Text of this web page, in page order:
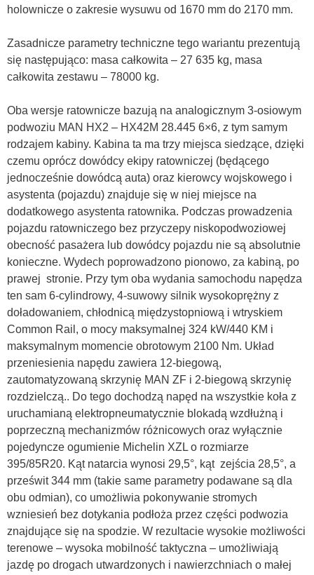
holownicze o zakresie wysuwu od 1670 mm do 2170 mm.
Zasadnicze parametry techniczne tego wariantu prezentują
się następująco: masa całkowita – 27 635 kg, masa
całkowita zestawu – 78000 kg.
Oba wersje ratownicze bazują na analogicznym 3-osiowym
podwoziu MAN HX2 – HX42M 28.445 6×6, z tym samym
rodzajem kabiny. Kabina ta ma trzy miejsca siedzące, dzięki
czemu oprócz dowódcy ekipy ratowniczej (będącego
jednocześnie dowódcą auta) oraz kierowcy wojskowego i
asystenta (pojazdu) znajduje się w niej miejsce na
dodatkowego asystenta ratownika. Podczas prowadzenia
pojazdu ratowniczego bez przyczepy niskopodwoziowej
obecność pasażera lub dowódcy pojazdu nie są absolutnie
konieczne. Wydech poprowadzono pionowo, za kabiną, po
prawej stronie. Przy tym oba wydania samochodu napędza
ten sam 6-cylindrowy, 4-suwowy silnik wysokoprężny z
doładowaniem, chłodnicą międzystopniową i wtryskiem
Common Rail, o mocy maksymalnej 324 kW/440 KM i
maksymalnym momencie obrotowym 2100 Nm. Układ
przeniesienia napędu zawiera 12-biegową,
zautomatyzowaną skrzynię MAN ZF i 2-biegową skrzynię
rozdzielczą.. Do tego dochodzą napęd na wszystkie koła z
uruchamianą elektropneumatycznie blokadą wzdłużną i
poprzeczną mechanizmów różnicowych oraz wyłącznie
pojedyncze ogumienie Michelin XZL o rozmiarze
395/85R20. Kąt natarcia wynosi 29,5°, kąt zejścia 28,5°, a
prześwit 344 mm (takie same parametry podawane są dla
obu odmian), co umożliwia pokonywanie stromych
wzniesień bez dotykania podłoża przez części podwozia
znajdujące się na spodzie. W rezultacie wysokie możliwości
terenowe – wysoka mobilność taktyczna – umożliwiają
jazdę po drogach utwardzonych i nawierzchniach o małej